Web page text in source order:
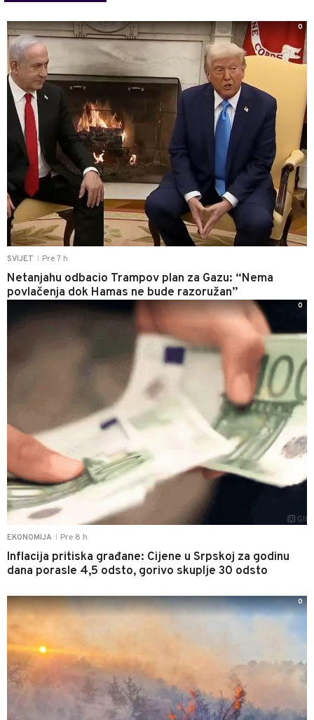
SVIJET Pre 7 h
Netanjahu odbacio Trampov plan za Gazu: “Nema
povlačenja dok Hamas ne bude razoružan”
0
EKONOMIJA Pre 8 h
Inflacija pritiska građane: Cijene u Srpskoj za godinu
dana porasle 4,5 odsto, gorivo skuplje 30 odsto
0
0